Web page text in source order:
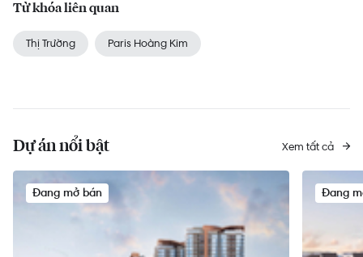
Từ khóa liên quan
Thị Trường Paris Hoàng Kim
Dự án nổi bật Xem tất cả
Đang mở bán Đang